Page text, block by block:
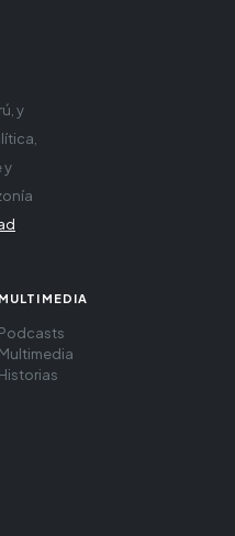
y
y
MULTIMEDIA
Podcasts
Multimedia
Historias